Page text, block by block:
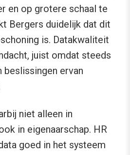
en op grotere schaal te
Bergers duidelijk dat dit
is. Datakwaliteit
juist omdat steeds
beslissingen ervan
niet alleen in
in eigenaarschap. HR
goed in het systeem